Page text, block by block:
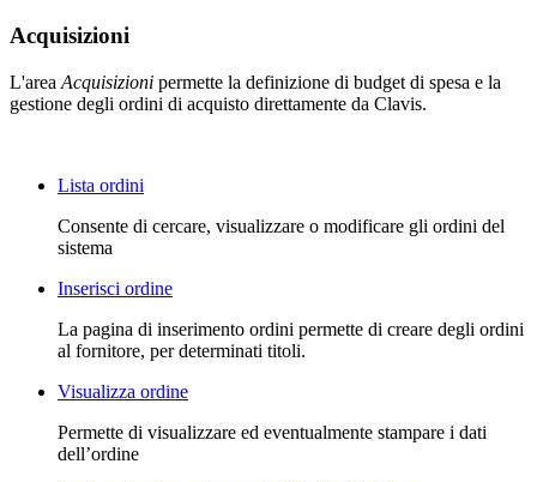
Acquisizioni
L'area Acquisizioni permette la definizione di budget di spesa e la
gestione degli ordini di acquisto direttamente da Clavis.
Lista ordini
Consente di cercare, visualizzare o modificare gli ordini del
sistema
Inserisci ordine
La pagina di inserimento ordini permette di creare degli ordini
al fornitore, per determinati titoli.
Visualizza ordine
Permette di visualizzare ed eventualmente stampare i dati
dell’ordine